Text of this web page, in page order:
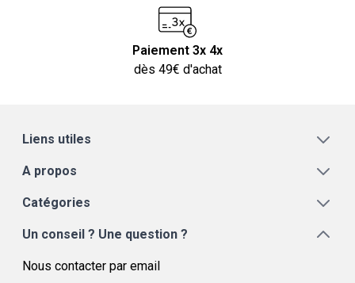
Paiement 3x 4x
dès 49€ d'achat
Liens utiles
A propos
Catégories
Un conseil ? Une question ?
Nous contacter par email